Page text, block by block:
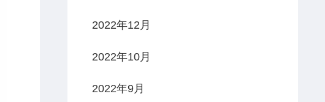
2022年12月
2022年10月
2022年9月